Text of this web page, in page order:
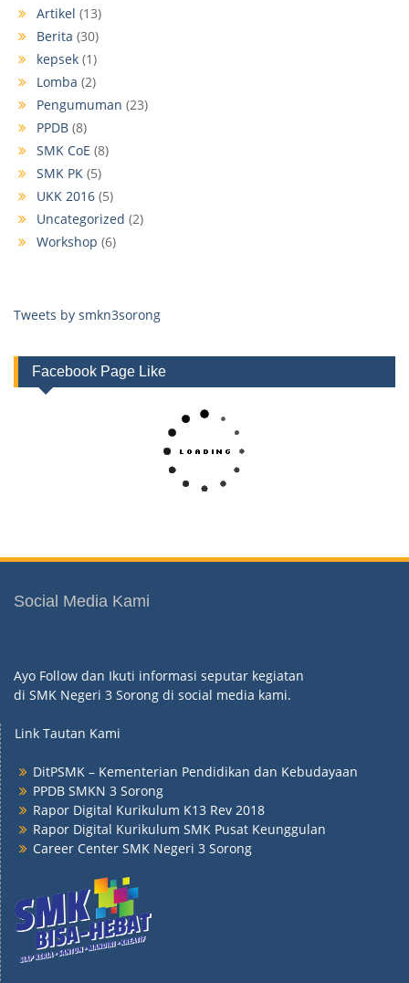
Artikel (13)
Berita (30)
kepsek (1)
Lomba (2)
Pengumuman (23)
PPDB (8)
SMK CoE (8)
SMK PK (5)
UKK 2016 (5)
Uncategorized (2)
Workshop (6)
Tweets by smkn3sorong
Facebook Page Like
Social Media Kami
Ayo Follow dan Ikuti informasi seputar kegiatan
di SMK Negeri 3 Sorong di social media kami.
Link Tautan Kami
DitPSMK – Kementerian Pendidikan dan Kebudayaan
PPDB SMKN 3 Sorong
Rapor Digital Kurikulum K13 Rev 2018
Rapor Digital Kurikulum SMK Pusat Keunggulan
Career Center SMK Negeri 3 Sorong